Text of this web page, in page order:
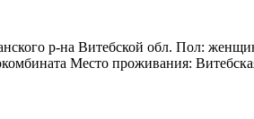
р-на Витебской обл. Пол:
Место проживания: